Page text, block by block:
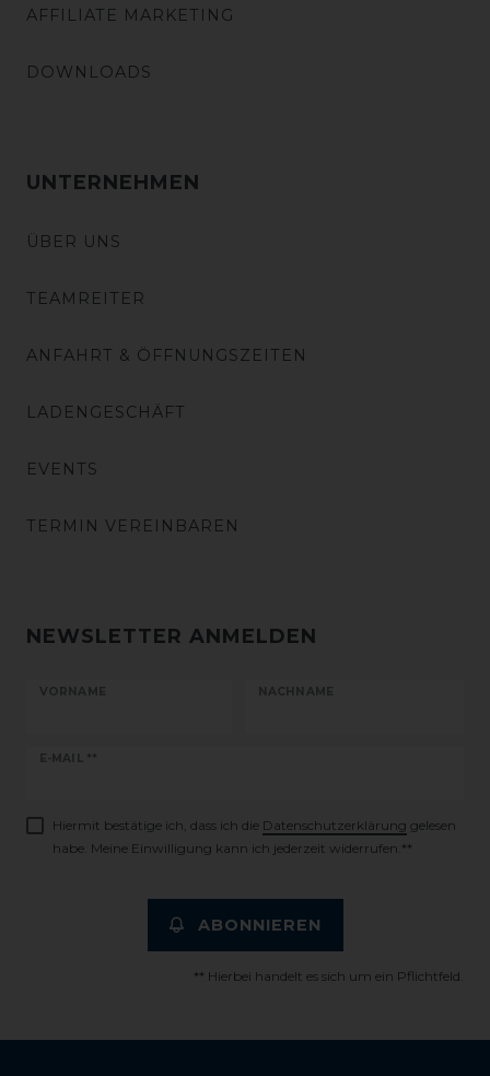
AFFILIATE MARKETING
DOWNLOADS
UNTERNEHMEN
ÜBER UNS
TEAMREITER
ANFAHRT & ÖFFNUNGSZEITEN
LADENGESCHÄFT
EVENTS
TERMIN VEREINBAREN
NEWSLETTER ANMELDEN
VORNAME NACHNAME
E-MAIL **
Newsletter
Hiermit bestätige ich, dass ich die Daten­schutz­erklärung gelesen
habe. Meine Einwilligung kann ich jederzeit widerrufen.**
ABONNIEREN
** Hierbei handelt es sich um ein Pflichtfeld.